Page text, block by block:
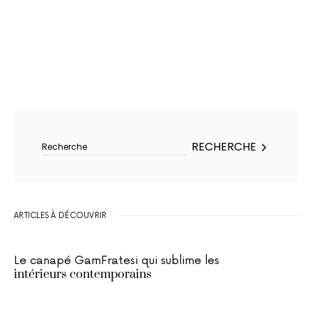
RECHERCHE
ARTICLES À DÉCOUVRIR
Le canapé GamFratesi qui sublime les
intérieurs contemporains